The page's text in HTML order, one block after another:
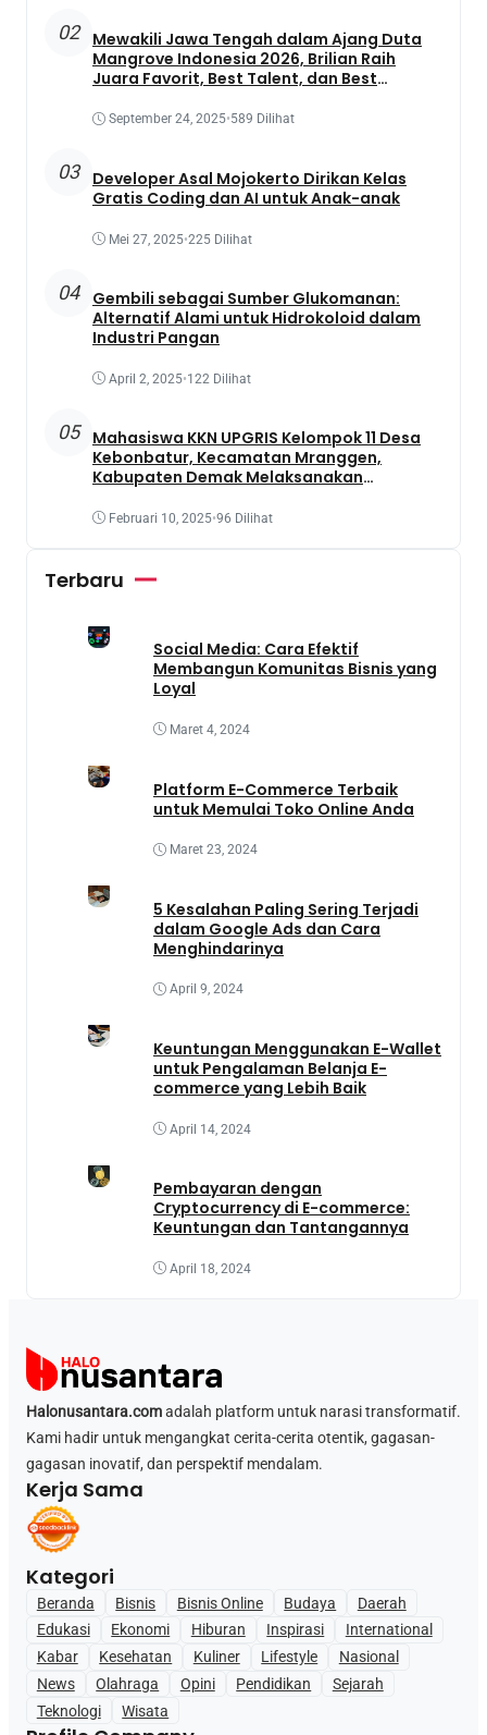
02
Mewakili Jawa Tengah dalam Ajang Duta
Mangrove Indonesia 2026, Brilian Raih
Juara Favorit, Best Talent, dan Best
September 24, 2025•589 Dilihat
03
Developer Asal Mojokerto Dirikan Kelas
Gratis Coding dan AI untuk Anak-anak
Mei 27, 2025•225 Dilihat
04
Gembili sebagai Sumber Glukomanan:
Alternatif Alami untuk Hidrokoloid dalam
Industri Pangan
April 2, 2025•122 Dilihat
05
Mahasiswa KKN UPGRIS Kelompok 11 Desa
Kebonbatur, Kecamatan Mranggen,
Kabupaten Demak Melaksanakan
Memanfaatkan Lahan Yang Terbengkalai
Februari 10, 2025•96 Dilihat
Terbaru
Social Media: Cara Efektif
Membangun Komunitas Bisnis yang
Loyal
Maret 4, 2024
Platform E-Commerce Terbaik
untuk Memulai Toko Online Anda
Maret 23, 2024
5 Kesalahan Paling Sering Terjadi
dalam Google Ads dan Cara
Menghindarinya
April 9, 2024
Keuntungan Menggunakan E-Wallet
untuk Pengalaman Belanja E-
commerce yang Lebih Baik
April 14, 2024
Pembayaran dengan
Cryptocurrency di E-commerce:
Keuntungan dan Tantangannya
April 18, 2024
Halonusantara.comadalah platform untuk narasi transformatif.
Kami hadir untuk mengangkat cerita-cerita otentik, gagasan-
gagasan inovatif, dan perspektif mendalam.
Kerja Sama
Kategori
Beranda Bisnis Bisnis Online Budaya
Daerah
Edukasi
Ekonomi Hiburan Inspirasi
International
Kabar
Kesehatan Kuliner Lifestyle
Nasional
News
Olahraga Opini Pendidikan
Sejarah
Teknologi
Wisata